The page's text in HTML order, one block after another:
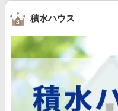
積水ハウス